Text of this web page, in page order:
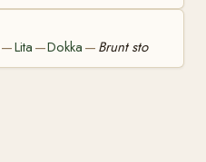
—Lita —Dokka — Brunt sto